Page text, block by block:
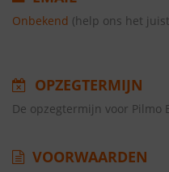
Onbekend (help ons het
OPZEGTERMIJN
De opzegtermijn voor Pilmo
VOORWAARDEN